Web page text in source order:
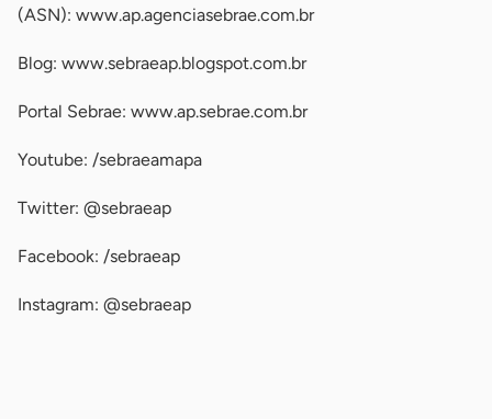
(ASN): www.ap.agenciasebrae.com.br
Blog: www.sebraeap.blogspot.com.br
Portal Sebrae: www.ap.sebrae.com.br
Youtube: /sebraeamapa
Twitter: @sebraeap
Facebook: /sebraeap
Instagram: @sebraeap